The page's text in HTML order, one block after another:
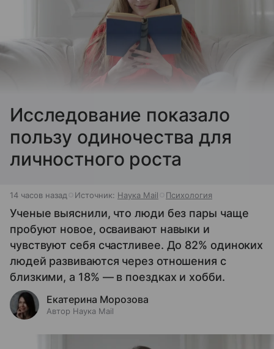
Исследование показало
пользу одиночества для
личностного роста
14 часов назад Источник: Наука Mail Психология
Ученые выяснили, что люди без пары чаще
пробуют новое, осваивают навыки и
чувствуют себя счастливее. До 82% одиноких
людей развиваются через отношения с
близкими, а 18% — в поездках и хобби.
Екатерина Морозова
Автор Наука Mail